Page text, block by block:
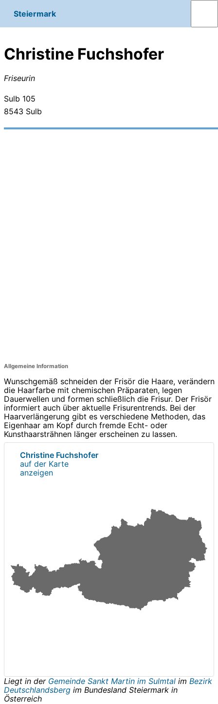
Steiermark
Christine Fuchshofer
Friseurin
Sulb 105
8543 Sulb
Allgemeine Information
Wunschgemäß schneiden der Frisör die Haare, verändern
die Haarfarbe mit chemischen Präparaten, legen
Dauerwellen und formen schließlich die Frisur. Der Frisör
informiert auch über aktuelle Frisurentrends. Bei der
Haarverlängerung gibt es verschiedene Methoden, das
Eigenhaar am Kopf durch fremde Echt- oder
Kunsthaarsträhnen länger erscheinen zu lassen.
Christine Fuchshofer
auf der Karte
anzeigen
Liegt in der Gemeinde Sankt Martin im Sulmtal im Bezirk
Deutschlandsberg im Bundesland Steiermark in
Österreich